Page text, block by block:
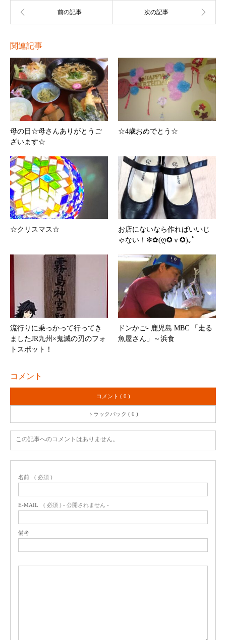
関連記事
母の日☆母さんありがとうご
ざいます☆
☆4歳おめでとう☆
☆クリスマス☆
お店にないなら作ればいいじ
ゃない！✼✿(ღ✪ｖ✪)｡ﾟ
流行りに乗っかって行ってき
ましたJR九州×鬼滅の刃のフォ
トスポット！
ドンかご- 鹿児島 MBC 「走る
魚屋さん」～浜食
コメント
コメント ( 0 )
トラックバック ( 0 )
この記事へのコメントはありません。
名前 ( 必須 )
E-MAIL ( 必須 ) - 公開されません -
備考